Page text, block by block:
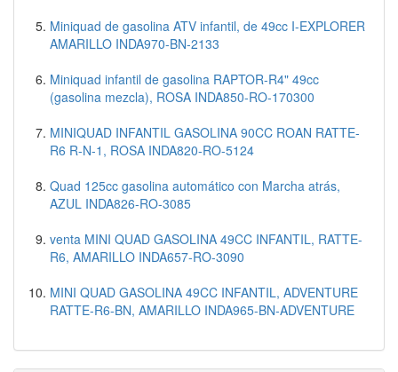
Miniquad de gasolina ATV infantil, de 49cc I-EXPLORER
AMARILLO INDA970-BN-2133
Miniquad infantil de gasolina RAPTOR-R4" 49cc
(gasolina mezcla), ROSA INDA850-RO-170300
MINIQUAD INFANTIL GASOLINA 90CC ROAN RATTE-
R6 R-N-1, ROSA INDA820-RO-5124
Quad 125cc gasolina automático con Marcha atrás,
AZUL INDA826-RO-3085
venta MINI QUAD GASOLINA 49CC INFANTIL, RATTE-
R6, AMARILLO INDA657-RO-3090
MINI QUAD GASOLINA 49CC INFANTIL, ADVENTURE
RATTE-R6-BN, AMARILLO INDA965-BN-ADVENTURE